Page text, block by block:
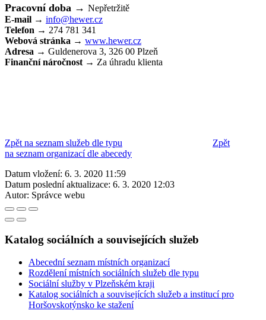
Pracovní doba → Nepřetržitě
E-mail → info@hewer.cz
Telefon → 274 781 341
Webová stránka → www.hewer.cz
Adresa → Guldenerova 3, 326 00 Plzeň
Finanční náročnost → Za úhradu klienta
Zpět na seznam služeb dle typu
Zpět
na seznam organizací dle abecedy
Datum vložení: 6. 3. 2020 11:59
Datum poslední aktualizace: 6. 3. 2020 12:03
Autor: Správce webu
Katalog sociálních a souvisejících služeb
Abecední seznam místních organizací
Rozdělení místních sociálních služeb dle typu
Sociální služby v Plzeňském kraji
Katalog sociálních a souvisejících služeb a institucí pro
Horšovskotýnsko ke stažení